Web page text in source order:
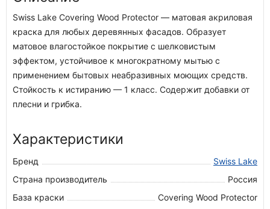
Swiss Lake Covering Wood Protector — матовая акриловая
краска для любых деревянных фасадов. Образует
матовое влагостойкое покрытие с шелковистым
эффектом, устойчивое к многократному мытью с
применением бытовых неабразивных моющих средств.
Стойкость к истиранию — 1 класс. Содержит добавки от
плесни и грибка.
Характеристики
Бренд
Swiss Lake
Страна производитель
Россия
База краски
Covering Wood Protector